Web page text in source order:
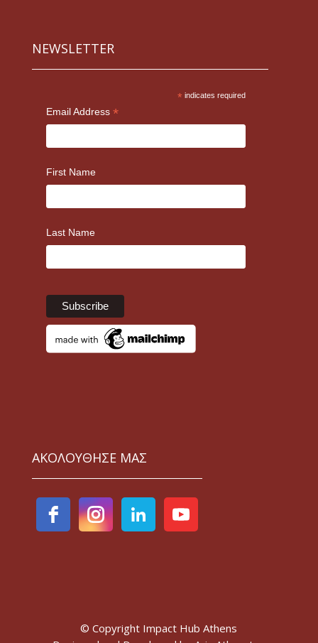
NEWSLETTER
* indicates required
Email Address *
First Name
Last Name
ΑΚΟΛΟΥΘΗΣΕ ΜΑΣ
© Copyright Impact Hub Athens